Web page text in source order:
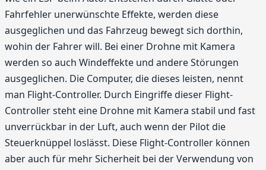
Fahrfehler unerwünschte Effekte, werden diese
ausgeglichen und das Fahrzeug bewegt sich dorthin,
wohin der Fahrer will. Bei einer Drohne mit Kamera
werden so auch Windeffekte und andere Störungen
ausgeglichen. Die Computer, die dieses leisten, nennt
man Flight-Controller. Durch Eingriffe dieser Flight-
Controller steht eine Drohne mit Kamera stabil und fast
unverrückbar in der Luft, auch wenn der Pilot die
Steuerknüppel loslässt. Diese Flight-Controller können
aber auch für mehr Sicherheit bei der Verwendung von